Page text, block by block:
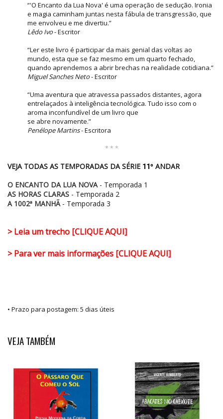
“'O Encanto da Lua Nova' é uma operação de sedução. Ironia
e magia caminham juntas nesta fábula de transgressão, que
me envolveu e me divertiu.”
Lêdo Ivo- Escritor
“Ler este livro é participar da mais genial das voltas ao
mundo, esta que se faz mesmo em um quarto fechado,
quando aprendemos a abrir brechas na realidade cotidiana.”
Miguel Sanches Neto- Escritor
“Uma aventura que atravessa passados distantes, agora
entrelaçados à inteligência tecnológica. Tudo isso com o
aroma inconfundível de um livro que
se abre novamente.”
Penélope Martins- Escritora
* * *
VEJA TODAS AS TEMPORADAS DA SÉRIE 11º ANDAR
O ENCANTO DA LUA NOVA- Temporada 1
AS HORAS CLARAS - Temporada 2
A 1002ª MANHÃ- Temporada 3
> Leia um trecho [CLIQUE AQUI]
> Para ver mais informações [CLIQUE AQUI]
• Prazo para postagem: 5 dias úteis
VEJA TAMBÉM